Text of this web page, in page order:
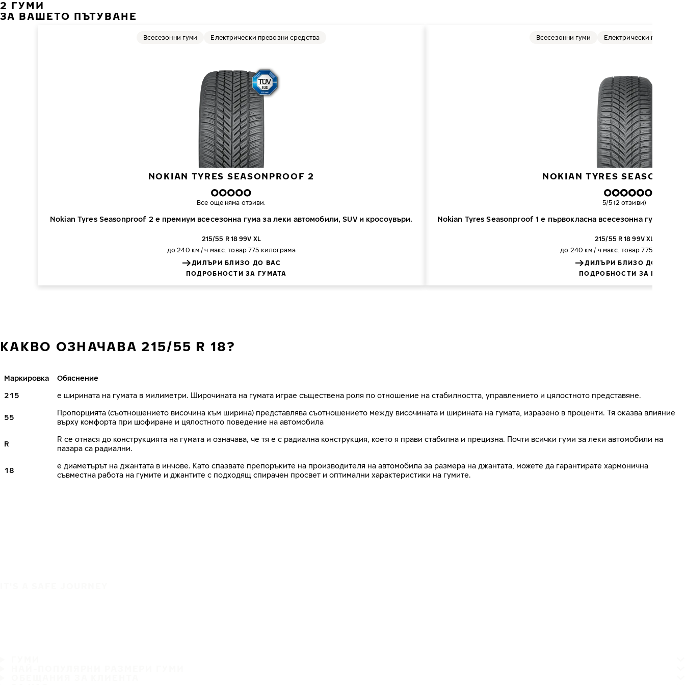
2 ГУМИ
ЗА ВАШЕТО ПЪТУВАНЕ
NOKIAN TYRES SEASONPROOF 2
Nokian Tyres Seasonproof 2 е премиум всесезонна гума за леки автомобили, SUV и кросоувъри.
Всесезонни гуми Електрически превозни средства
Все още няма отзиви.
215/55 R 18 99V XL
до 240 км / ч макс. товар 775 килограма
ДИЛЪРИ БЛИЗО ДО ВАС
ПОДРОБНОСТИ ЗА ГУМАТА
NOKIAN TYRES
Nokian Tyres Seasonproof 1 е първокласна всесезонна гума за
Всесезонни гуми Електрически превозни
Обща оценка
5/5 (2 отзиви)
215/55 R 18 99V XL
до 240 км / ч макс. товар 775
ДИЛЪРИ БЛИЗО ДО ВАС
ПОДРОБНОСТИ ЗА ГУМАТА
КАКВО ОЗНАЧАВА 215/55 R 18?
Маркировка
Обяснение
215
е ширината на гумата в милиметри. Широчината на гумата играе съществена роля по отношение на стабилността, управлението и цялостното представяне.
55
Пропорцията (съотношението височина към ширина) представлява съотношението между височината и ширината на гумата, изразено в проценти. Тя оказва влияние
върху комфорта при шофиране и цялостното поведение на автомобила
R
R се отнася до конструкцията на гумата и означава, че тя е с радиална конструкция, което я прави стабилна и прецизна. Почти всички гуми за леки автомобили на
пазара са радиални.
18
е диаметърът на джантата в инчове. Като спазвате препоръките на производителя на автомобила за размера на джантата, можете да гарантирате хармонична
съвместна работа на гумите и джантите с подходящ спирачен просвет и оптимални характеристики на гумите.